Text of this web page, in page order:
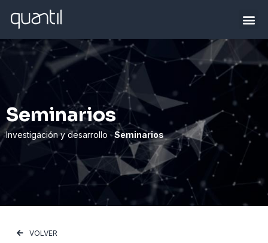
Seminarios
Investigación y desarrollo ·Seminarios
VOLVER